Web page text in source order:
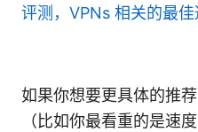
评测，VPNs 相关的最
如果你想要更具体的推
（比如你最看重的是速